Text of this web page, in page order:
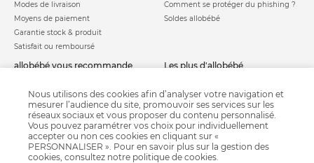
Modes de livraison
Moyens de paiement
Garantie stock & produit
Satisfait ou remboursé
Comment se protéger du phishing ?
Soldes allobébé
allobébé vous recommande
Nos labels
Nos licences
Besoin d'aide ?
FAQ
les plus d'allobébé
Infos conseils
Jeux concours
Valise de maternité
Parrainage
Paiement sécurisé
Nous utilisons des cookies afin d’analyser votre navigation et
mesurer l’audience du site, promouvoir ses services sur les
réseaux sociaux et vous proposer du contenu personnalisé.
Vous pouvez paramétrer vos choix pour individuellement
accepter ou non ces cookies en cliquant sur «
PERSONNALISER ». Pour en savoir plus sur la gestion des
cookies, consultez notre politique de cookies.